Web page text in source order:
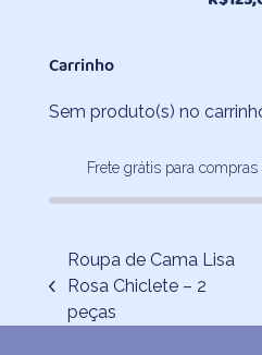
Carrinho
Sem produto(s) no
Frete grátis para
previous
post:
Roupa de Cama Lisa
Rosa Chiclete – 2
peças